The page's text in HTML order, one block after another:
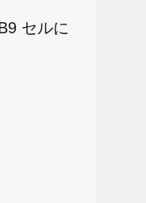
セルに